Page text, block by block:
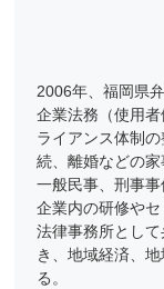
2006年、福岡県
企業法務（使用
ライアンス体制
続、離婚などの
一般民事、刑事事
企業内の研修やセ
法律事務所とし
き、地域経済、
る。